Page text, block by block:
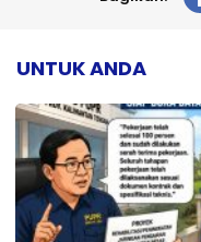
UNTUK ANDA